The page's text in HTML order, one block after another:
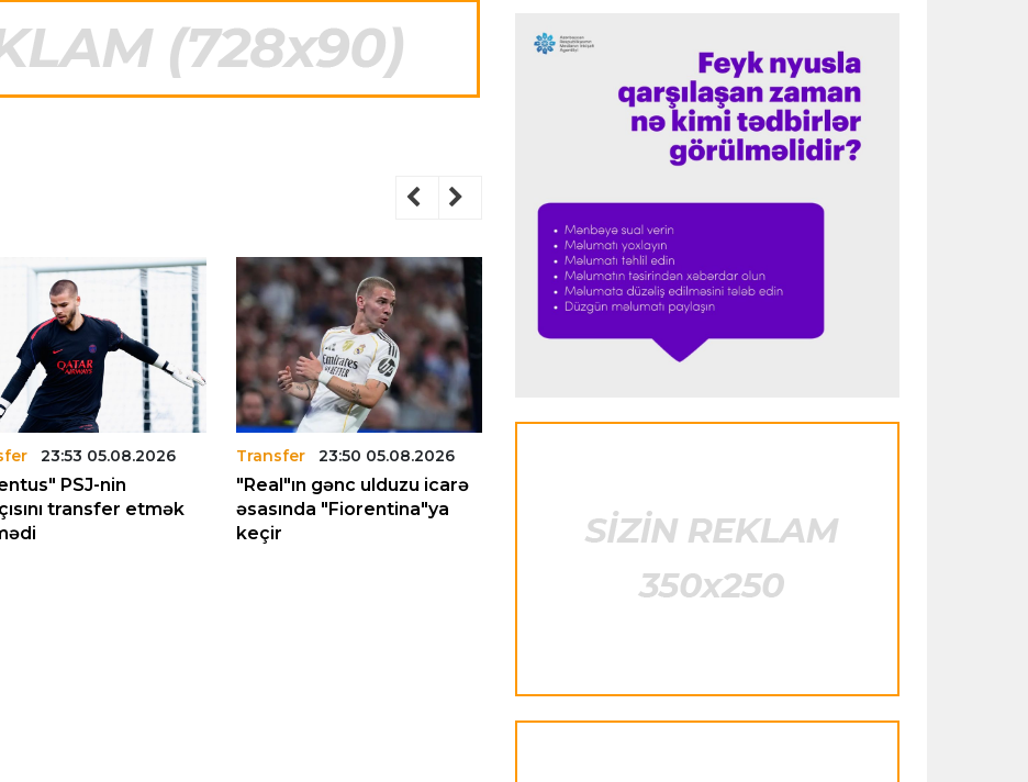
23:53 05.08.2026
PSJ-nin
transfer etmək
Transfer 23:50 05.08.2026
"Real"ın gənc ulduzu icarə
əsasında "Fiorentina"ya
keçir
"Aston Villa"ya keçir
Transfer
"İnter"in müdafiəçisi üç klubu rədd etdi
00:02 06.08.2026
cavabsız qolla məğlub etdi
İtaliya S.A. 23:59 05.08.2026
"Ümid edirəm ki, Leau "Milan"da
qalacaq"
Transfer 23:50 05.08.2026
"Fiorentina"ya keçir
"Atletiko"nun müdafiəçisi "Aston